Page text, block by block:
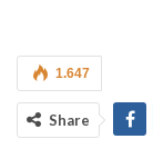
1.647
Share